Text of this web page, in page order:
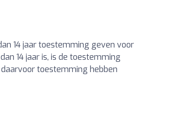
14 jaar toestemming geven voor
14 jaar is, is de toestemming
toestemming hebben